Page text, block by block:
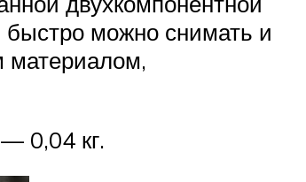
быстро можно снимать и
материалом,
0,04 кг.